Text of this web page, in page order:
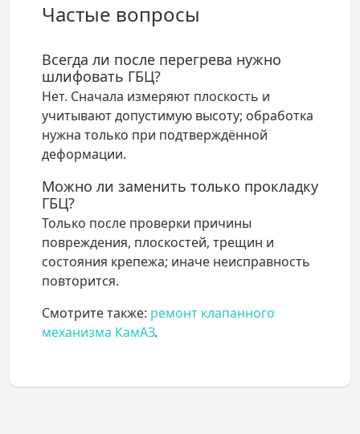
Частые вопросы
Всегда ли после перегрева нужно
шлифовать ГБЦ?
Нет. Сначала измеряют плоскость и
учитывают допустимую высоту; обработка
нужна только при подтверждённой
деформации.
Можно ли заменить только прокладку
ГБЦ?
Только после проверки причины
повреждения, плоскостей, трещин и
состояния крепежа; иначе неисправность
повторится.
Смотрите также: ремонт клапанного
механизма КамАЗ.